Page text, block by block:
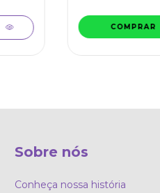
Sobre nós
Conheça nossa história